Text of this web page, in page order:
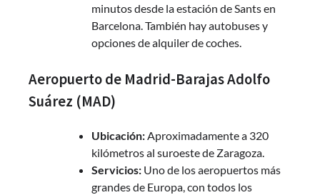
minutos desde la estación de Sants en
Barcelona. También hay autobuses y
opciones de alquiler de coches.
Aeropuerto de Madrid-Barajas Adolfo
Suárez (MAD)
Ubicación:Aproximadamente a 320
kilómetros al suroeste de Zaragoza.
Servicios: Uno de los aeropuertos más
grandes de Europa, con todos los